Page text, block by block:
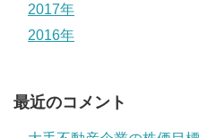
2017年
2016年
最近のコメント